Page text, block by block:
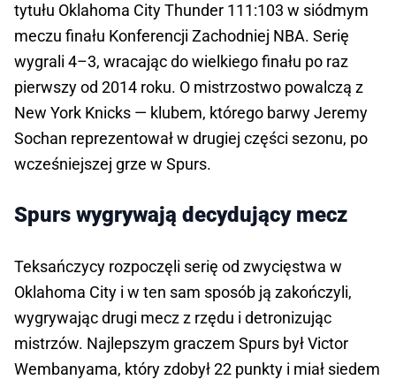
tytułu Oklahoma City Thunder 111:103 w siódmym
meczu finału Konferencji Zachodniej NBA. Serię
wygrali 4–3, wracając do wielkiego finału po raz
pierwszy od 2014 roku. O mistrzostwo powalczą z
New York Knicks — klubem, którego barwy Jeremy
Sochan reprezentował w drugiej części sezonu, po
wcześniejszej grze w Spurs.
Spurs wygrywają decydujący mecz
Teksańczycy rozpoczęli serię od zwycięstwa w
Oklahoma City i w ten sam sposób ją zakończyli,
wygrywając drugi mecz z rzędu i detronizując
mistrzów. Najlepszym graczem Spurs był Victor
Wembanyama, który zdobył 22 punkty i miał siedem